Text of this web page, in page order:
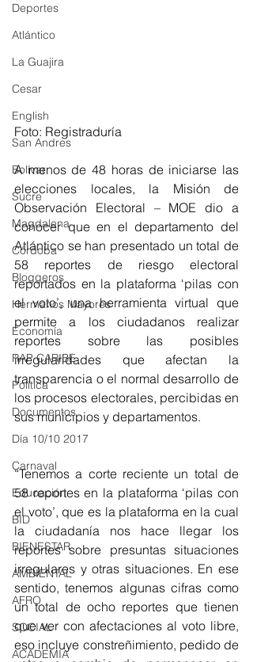
Deportes
Atlántico
La Guajira
Cesar
English
San Andres
Bolívar
Sucre
Magdalena
Córdoba
Bloggeros
Hermanos Mayores
Economía
RAP CARIBE
Política
Documentos
Día 10/10 2017
Carnaval
Educación
BID
BIENESTAR
AMBIENTAL
AFRO
SOCIAL
ACADEMIA
Foto: Registraduría
A menos de 48 horas de iniciarse las
elecciones locales, la Misión de
Observación Electoral – MOE dio a
conocer que en el departamento del
Atlántico se han presentado un total de
58 reportes de riesgo electoral
reportados en la plataforma ‘pilas con
el voto’, una herramienta virtual que
permite a los ciudadanos realizar
reportes sobre las posibles
irregularidades que afectan la
transparencia o el normal desarrollo de
los procesos electorales, percibidas en
sus municipios y departamentos.
“Tenemos a corte reciente un total de
58 reportes en la plataforma ‘pilas con
el voto’, que es la plataforma en la cual
la ciudadanía nos hace llegar los
reportes sobre presuntas situaciones
irregulares y otras situaciones. En ese
sentido, tenemos algunas cifras como
un total de ocho reportes que tienen
que ver con afectaciones al voto libre,
eso incluye constreñimiento, pedido de